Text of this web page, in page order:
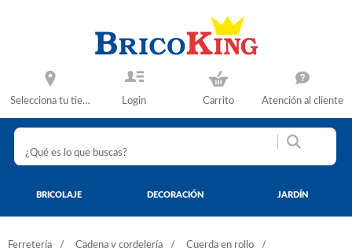
Selecciona tu tienda Login Carrito Atención al cliente
BRICOLAJE DECORACIÓN JARDÍN
Ferretería Cadena y cordelería
Cuerda en rollo